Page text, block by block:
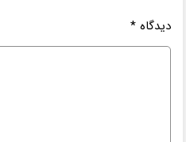
دیدگاه*